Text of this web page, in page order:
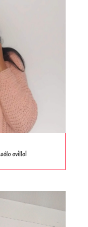
ovillo!